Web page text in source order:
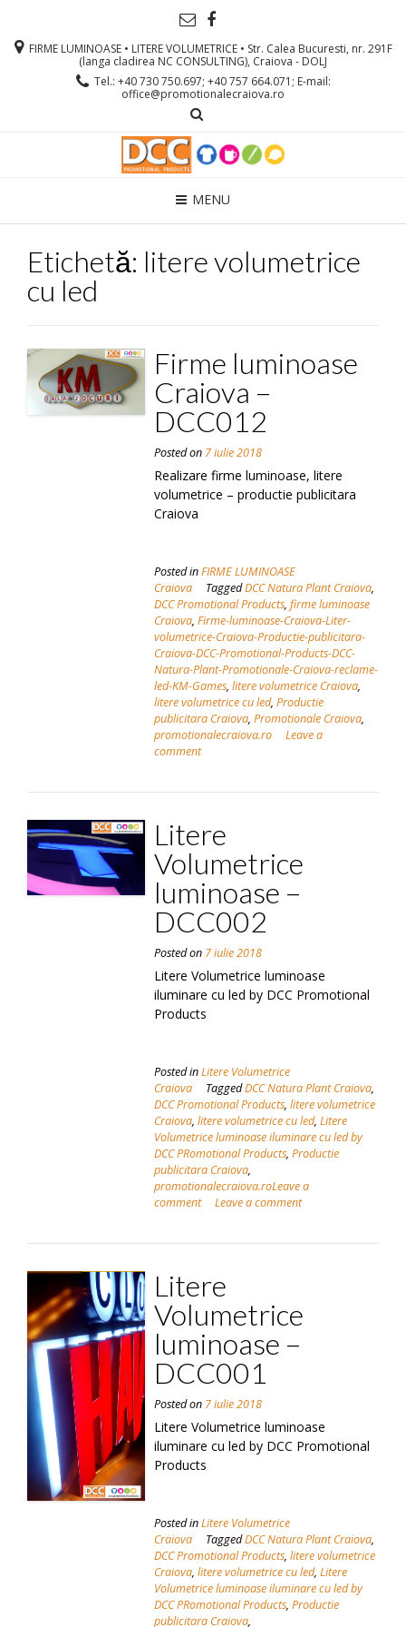
FIRME LUMINOASE • LITERE VOLUMETRICE • Str. Calea Bucuresti, nr. 291F
(langa cladirea NC CONSULTING), Craiova - DOLJ
Tel.: +40 730 750.697; +40 757 664.071; E-mail:
office@promotionalecraiova.ro
MENU
Etichetă: litere volumetrice
cu led
Firme luminoase
Craiova –
DCC012
Posted on 7 iulie 2018
Realizare firme luminoase, litere
volumetrice – productie publicitara
Craiova
Posted inFIRME LUMINOASE
Craiova
TaggedDCC Natura Plant Craiova,
DCC Promotional Products, firme luminoase
Craiova, Firme-luminoase-Craiova-Liter-
volumetrice-Craiova-Productie-publicitara-
Craiova-DCC-Promotional-Products-DCC-
Natura-Plant-Promotionale-Craiova-reclame-
led-KM-Games, litere volumetrice Craiova,
litere volumetrice cu led, Productie
publicitara Craiova, Promotionale Craiova,
promotionalecraiova.ro
Leave a
comment
Litere
Volumetrice
luminoase –
DCC002
Posted on 7 iulie 2018
Litere Volumetrice luminoase
iluminare cu led by DCC Promotional
Products
Posted inLitere Volumetrice
Craiova
TaggedDCC Natura Plant Craiova,
DCC Promotional Products, litere volumetrice
Craiova, litere volumetrice cu led, Litere
Volumetrice luminoase iluminare cu led by
DCC PRomotional Products, Productie
publicitara Craiova,
promotionalecraiova.roLeave a
comment
Leave a comment
Litere
Volumetrice
luminoase –
DCC001
Posted on 7 iulie 2018
Litere Volumetrice luminoase
iluminare cu led by DCC Promotional
Products
Posted inLitere Volumetrice
Craiova
TaggedDCC Natura Plant Craiova,
DCC Promotional Products, litere volumetrice
Craiova, litere volumetrice cu led, Litere
Volumetrice luminoase iluminare cu led by
DCC PRomotional Products, Productie
publicitara Craiova,